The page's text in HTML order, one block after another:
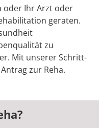
oder Ihr Arzt oder
geraten.
zu
Mit unserer Schritt-
zur Reha.